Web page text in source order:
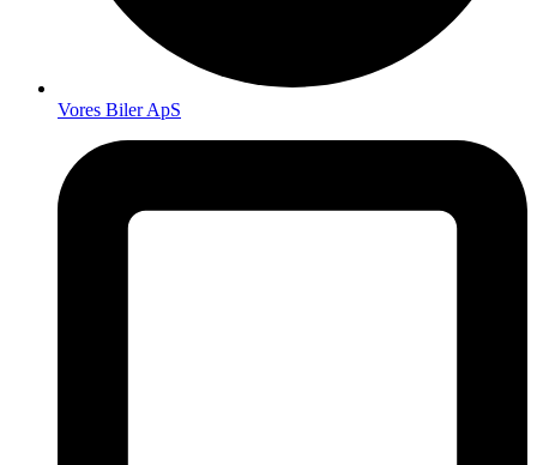
Vores Biler ApS